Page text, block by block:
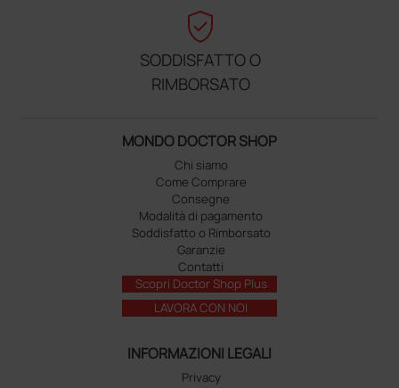
verified_user
SODDISFATTO O
RIMBORSATO
MONDO DOCTOR SHOP
Chi siamo
Come Comprare
Consegne
Modalità di pagamento
Soddisfatto o Rimborsato
Garanzie
Contatti
Scopri Doctor Shop Plus
LAVORA CON NOI
INFORMAZIONI LEGALI
Privacy